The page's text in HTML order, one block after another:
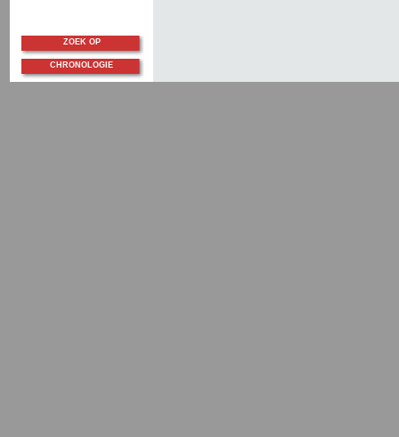
ZOEK OP
CHRONOLOGIE